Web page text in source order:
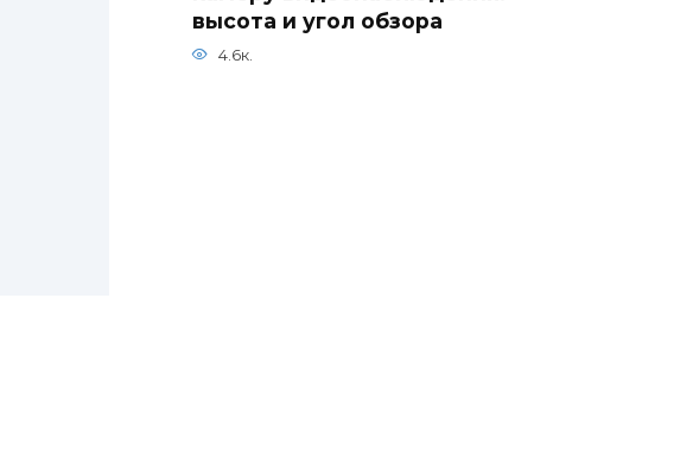
высота и угол обзора
4.6к.